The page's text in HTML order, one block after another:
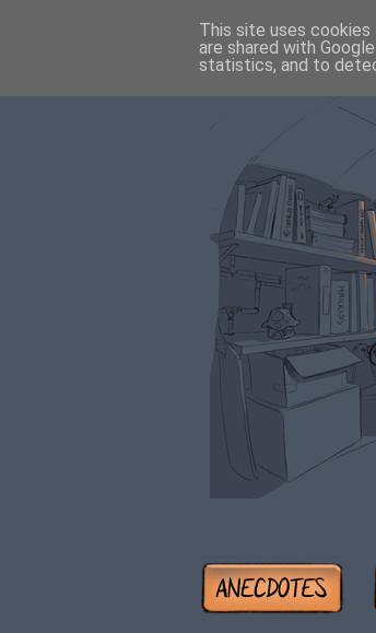
This site uses
are shared with
statistics, and to